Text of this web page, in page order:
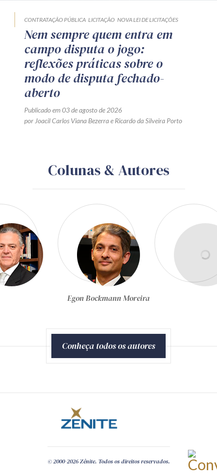
CONTRATAÇÃO PÚBLICA LICITAÇÃO NOVA LEI DE LICITAÇÕES
Nem sempre quem entra em
campo disputa o jogo:
reflexões práticas sobre o
modo de disputa fechado-
aberto
Publicado em 03 de agosto de 2026
por Joacil Carlos Viana Bezerrae Ricardo da Silveira Porto
Colunas & Autores
Equipe Técnica da Zênite
Conheça todos os autores
© 2000-2026 Zênite. Todos os direitos reservados.